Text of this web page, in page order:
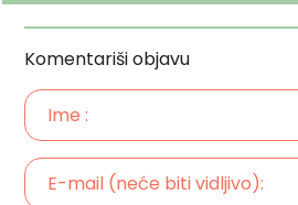
Komentariši objavu